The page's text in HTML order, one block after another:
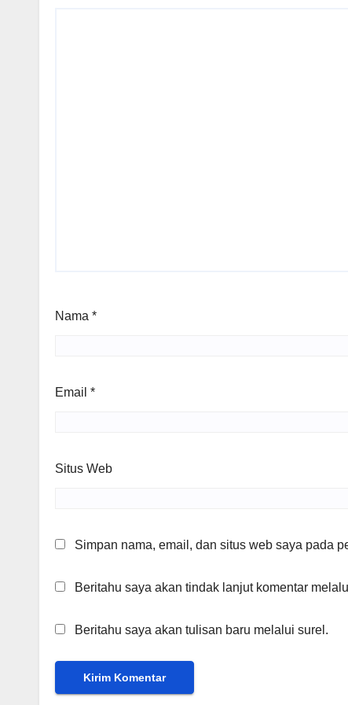
Nama *
Email *
Situs Web
Simpan nama, email, dan situs web saya pada
Beritahu saya akan tindak lanjut komentar
Beritahu saya akan tulisan baru melalui surel.